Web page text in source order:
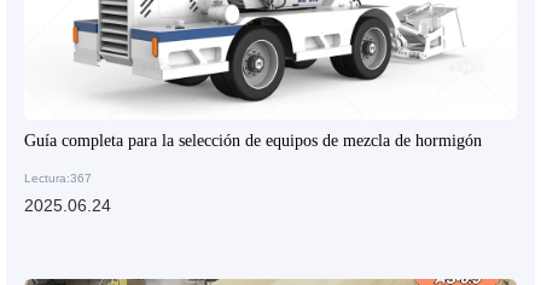
Guía completa para la selección de equipos de mezcla de hormigón
Lectura:367
2025.06.24